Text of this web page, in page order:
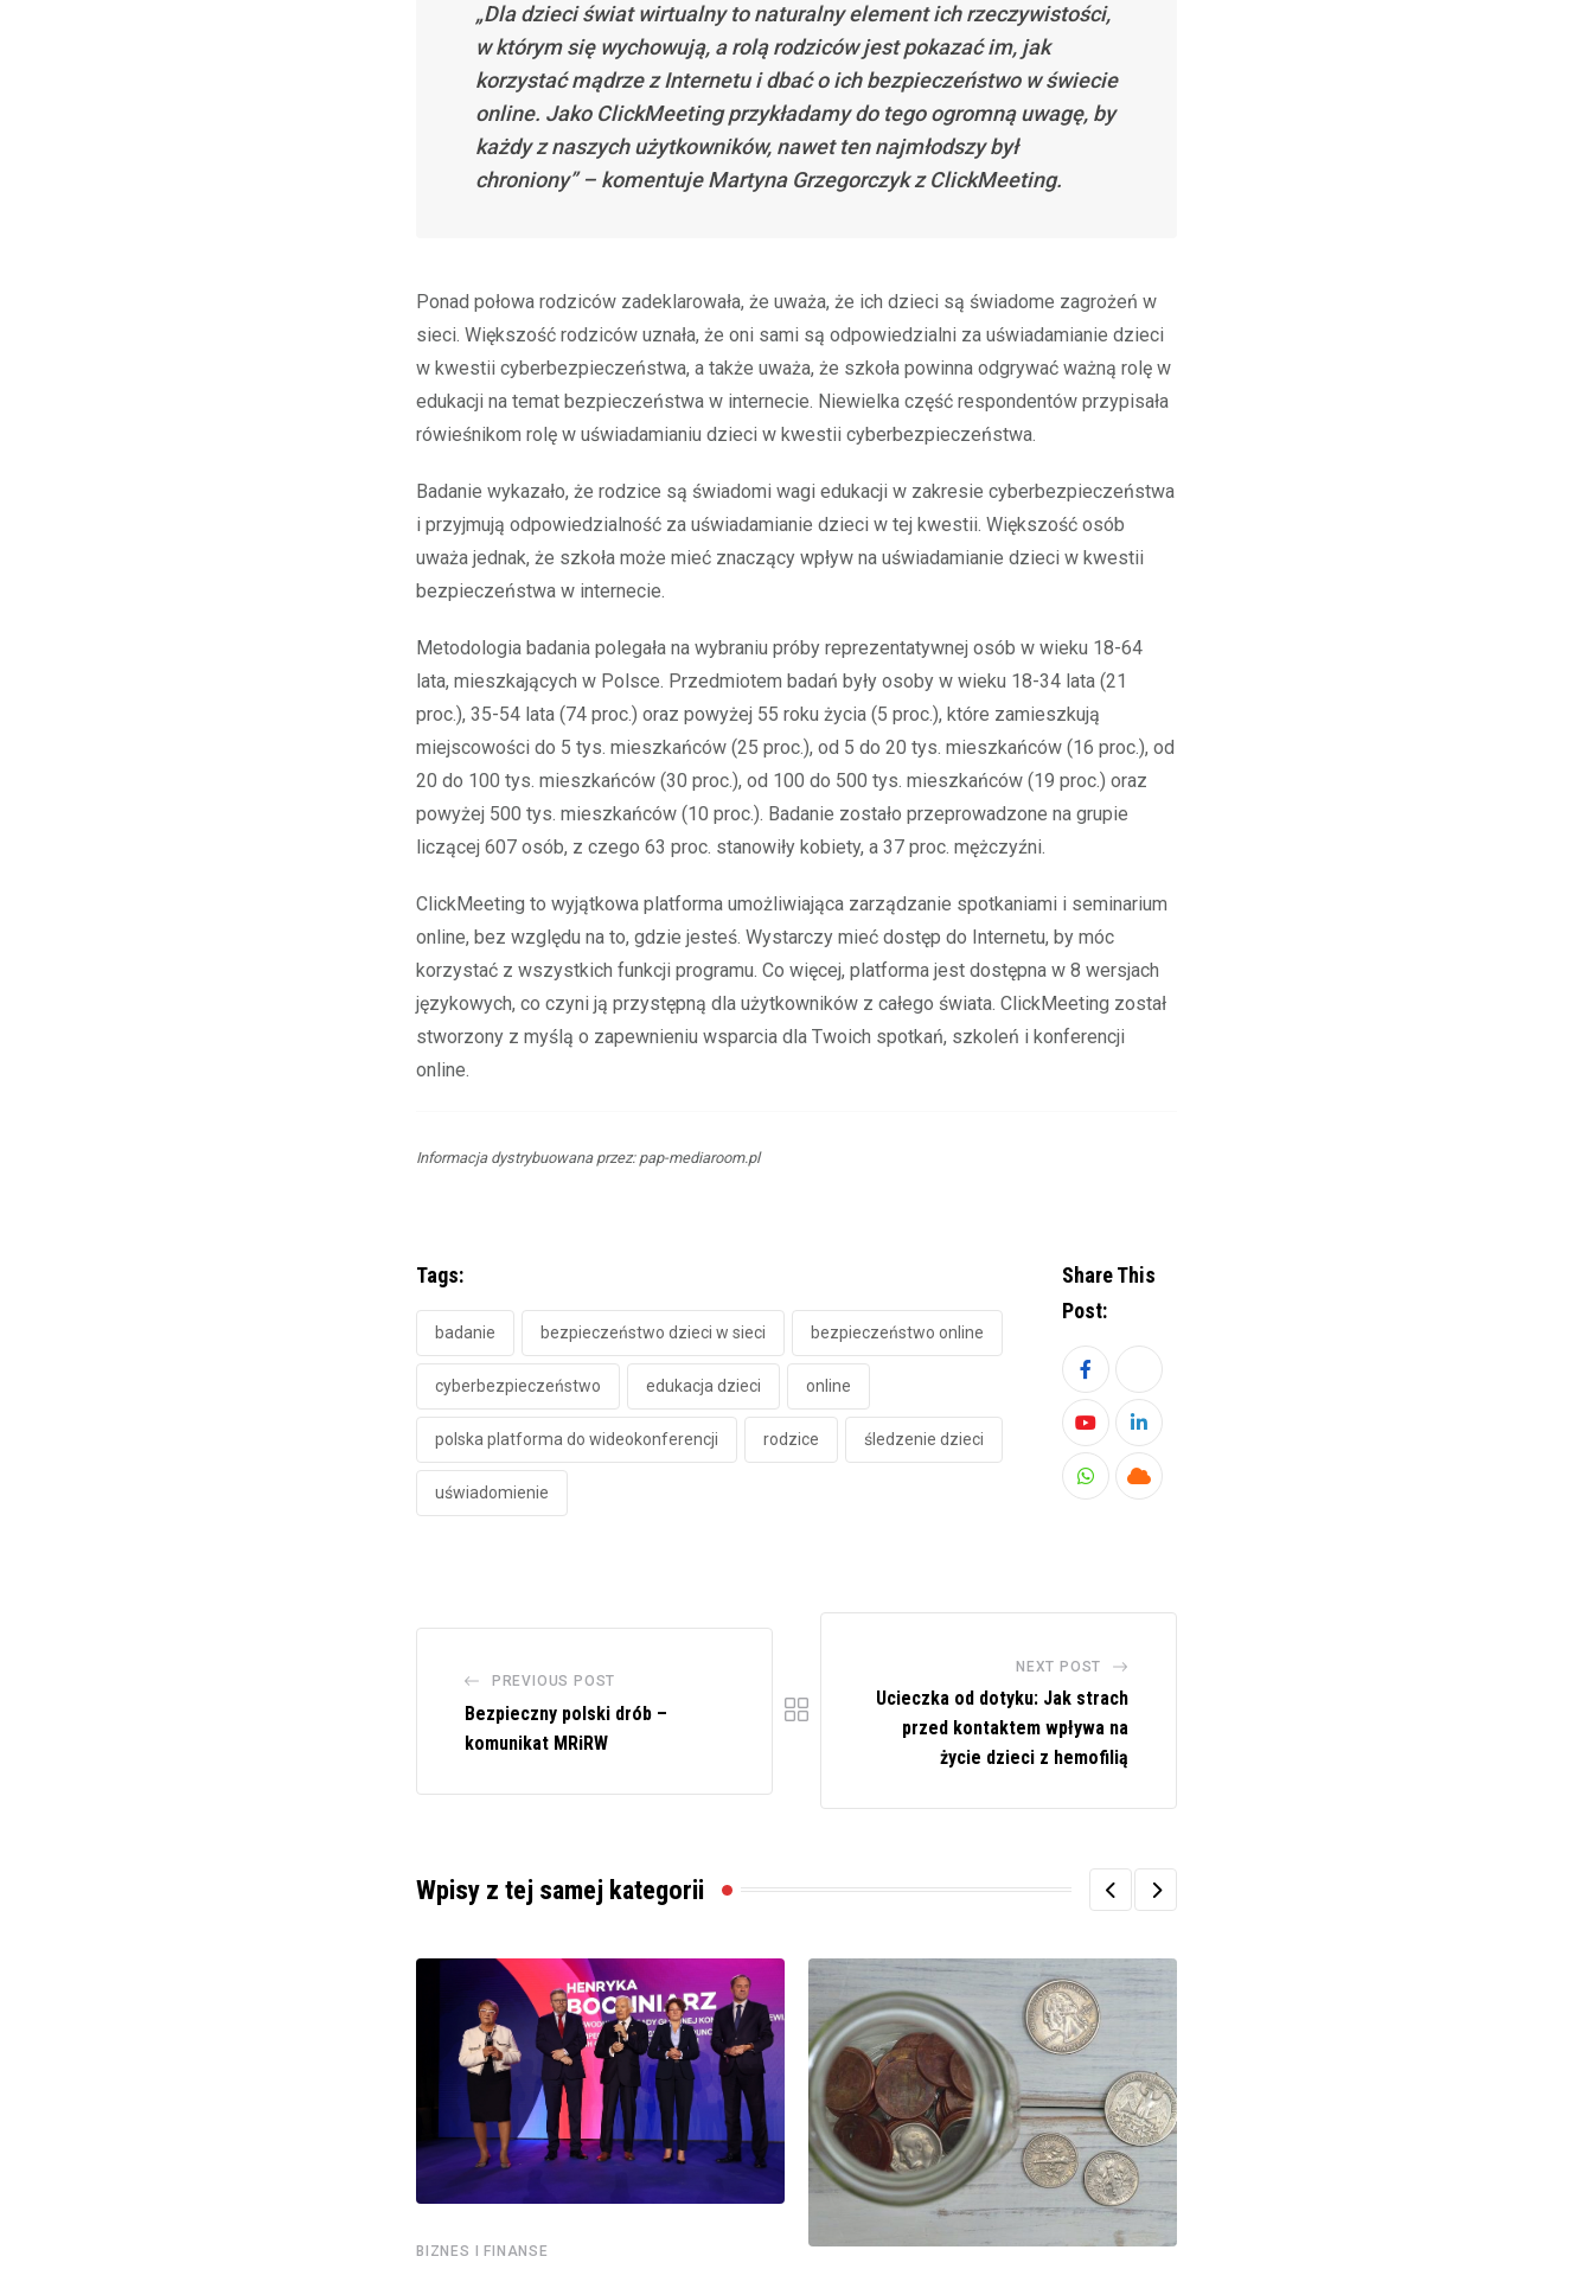
„Dla dzieci świat wirtualny to naturalny element ich rzeczywistości,
w którym się wychowują, a rolą rodziców jest pokazać im, jak
korzystać mądrze z Internetu i dbać o ich bezpieczeństwo w świecie
online. Jako ClickMeeting przykładamy do tego ogromną uwagę, by
każdy z naszych użytkowników, nawet ten najmłodszy był
chroniony” – komentuje Martyna Grzegorczyk z ClickMeeting.
Ponad połowa rodziców zadeklarowała, że uważa, że ich dzieci są świadome zagrożeń w
sieci. Większość rodziców uznała, że oni sami są odpowiedzialni za uświadamianie dzieci
w kwestii cyberbezpieczeństwa, a także uważa, że szkoła powinna odgrywać ważną rolę w
edukacji na temat bezpieczeństwa w internecie. Niewielka część respondentów przypisała
rówieśnikom rolę w uświadamianiu dzieci w kwestii cyberbezpieczeństwa.
Badanie wykazało, że rodzice są świadomi wagi edukacji w zakresie cyberbezpieczeństwa
i przyjmują odpowiedzialność za uświadamianie dzieci w tej kwestii. Większość osób
uważa jednak, że szkoła może mieć znaczący wpływ na uświadamianie dzieci w kwestii
bezpieczeństwa w internecie.
Metodologia badania polegała na wybraniu próby reprezentatywnej osób w wieku 18-64
lata, mieszkających w Polsce. Przedmiotem badań były osoby w wieku 18-34 lata (21
proc.), 35-54 lata (74 proc.) oraz powyżej 55 roku życia (5 proc.), które zamieszkują
miejscowości do 5 tys. mieszkańców (25 proc.), od 5 do 20 tys. mieszkańców (16 proc.), od
20 do 100 tys. mieszkańców (30 proc.), od 100 do 500 tys. mieszkańców (19 proc.) oraz
powyżej 500 tys. mieszkańców (10 proc.). Badanie zostało przeprowadzone na grupie
liczącej 607 osób, z czego 63 proc. stanowiły kobiety, a 37 proc. mężczyźni.
ClickMeeting to wyjątkowa platforma umożliwiająca zarządzanie spotkaniami i seminarium
online, bez względu na to, gdzie jesteś. Wystarczy mieć dostęp do Internetu, by móc
korzystać z wszystkich funkcji programu. Co więcej, platforma jest dostępna w 8 wersjach
językowych, co czyni ją przystępną dla użytkowników z całego świata. ClickMeeting został
stworzony z myślą o zapewnieniu wsparcia dla Twoich spotkań, szkoleń i konferencji
online.
Informacja dystrybuowana przez: pap-mediaroom.pl
Tags:
badanie bezpieczeństwo dzieci w sieci bezpieczeństwo online
cyberbezpieczeństwo edukacja dzieci online
polska platforma do wideokonferencji rodzice śledzenie dzieci
uświadomienie
Share This
Post:
YoutubeLinkedIn
Whatsapp
Cloud
PREVIOUS POST
Bezpieczny polski drób –
komunikat MRiRW
NEXT POST
Ucieczka od dotyku: Jak strach
przed kontaktem wpływa na
życie dzieci z hemofilią
Wpisy z tej samej kategorii
BIZNES I FINANSE